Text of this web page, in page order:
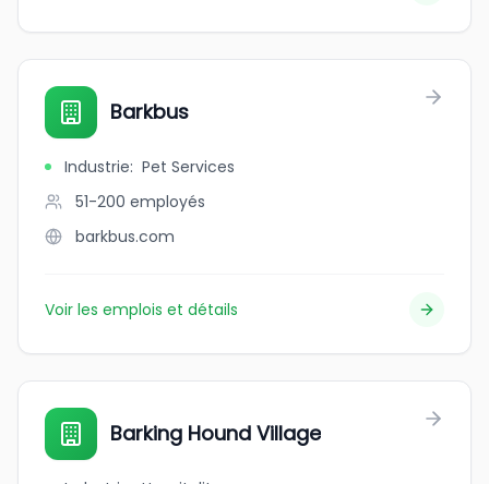
Barkbus
Industrie: Pet Services
51-200 employés
barkbus.com
Voir les emplois et détails
Barking Hound Village